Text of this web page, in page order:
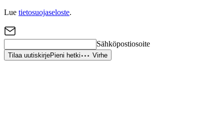
Lue tietosuojaseloste.
Sähköpostiosoite
Tilaa uutiskirjePieni hetki Virhe